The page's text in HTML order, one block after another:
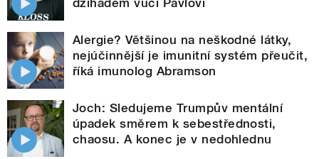
Alergie? Většinou na neškodné látky,
nejúčinnější je imunitní systém přeučit,
říká imunolog Abramson
Joch: Sledujeme Trumpův mentální
úpadek směrem k sebestřednosti,
chaosu. A konec je v nedohlednu